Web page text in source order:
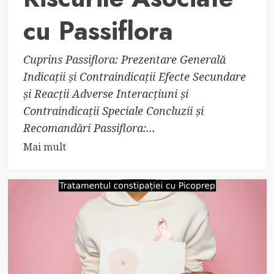
cu Passiflora
Cuprins Passiflora: Prezentare Generală
Indicații și Contraindicații Efecte Secundare
și Reacții Adverse Interacțiuni și
Contraindicații Speciale Concluzii și
Recomandări Passiflora:...
Mai multRead
about
Beneficiile
Riscurile
Asociate
cu
Passiflora